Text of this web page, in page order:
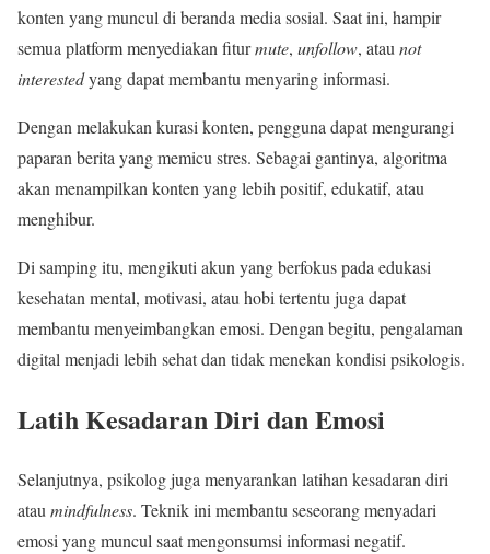
konten yang muncul di beranda media sosial. Saat ini, hampir
semua platform menyediakan fiturmute, unfollow, ataunot
interestedyang dapat membantu menyaring informasi.
Dengan melakukan kurasi konten, pengguna dapat mengurangi
paparan berita yang memicu stres. Sebagai gantinya, algoritma
akan menampilkan konten yang lebih positif, edukatif, atau
menghibur.
Di samping itu, mengikuti akun yang berfokus pada edukasi
kesehatan mental, motivasi, atau hobi tertentu juga dapat
membantu menyeimbangkan emosi. Dengan begitu, pengalaman
digital menjadi lebih sehat dan tidak menekan kondisi psikologis.
Latih Kesadaran Diri dan Emosi
Selanjutnya, psikolog juga menyarankan latihan kesadaran diri
atau mindfulness. Teknik ini membantu seseorang menyadari
emosi yang muncul saat mengonsumsi informasi negatif.